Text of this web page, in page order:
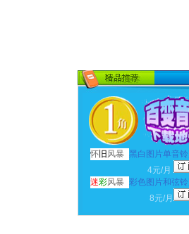
怀 旧 风暴
黑白图片单音
4元/月
迷彩风暴 彩色图片和弦
8元/月